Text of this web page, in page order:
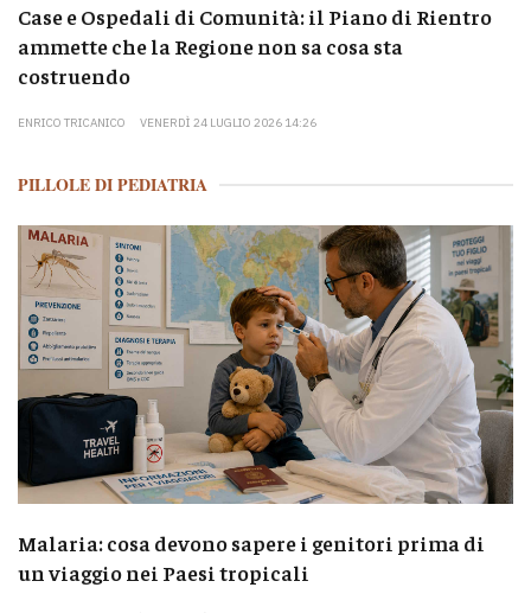
Case e Ospedali di Comunità: il Piano di Rientro
ammette che la Regione non sa cosa sta
costruendo
ENRICO TRICANICO VENERDÌ 24 LUGLIO 2026 14:26
PILLOLE DI PEDIATRIA
Malaria: cosa devono sapere i genitori prima di
un viaggio nei Paesi tropicali